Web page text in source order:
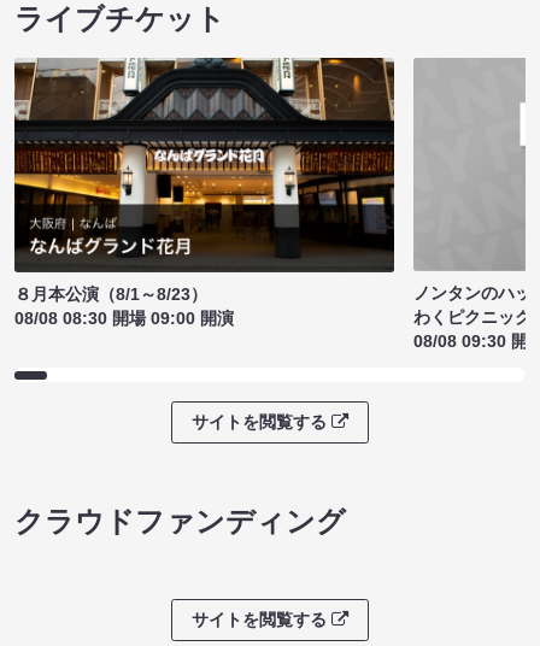
ライブチケット
８月本公演（8/1～8/23）
08/08 08:30 開場 09:00 開演
ノンタンのハッ
わくピクニック
08/08 09:30 開
サイトを閲覧する
クラウドファンディング
サイトを閲覧する